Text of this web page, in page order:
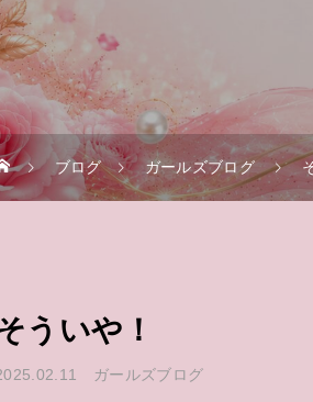
ブログ ガールズブログ
ういや！
ガールズブログ